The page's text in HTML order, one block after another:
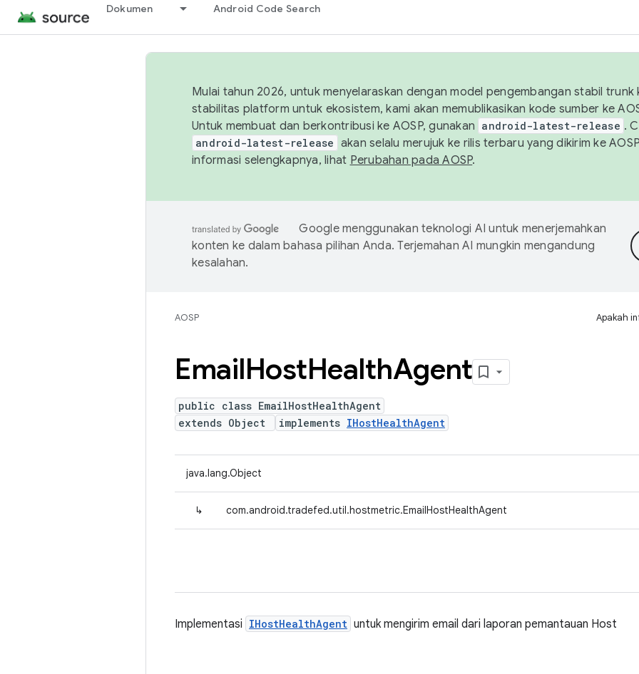
Dokumen Android Code Search
Mulai tahun 2026, untuk menyelaraskan dengan model pengembangan stabil trunk
stabilitas platform untuk ekosistem, kami akan memublikasikan kode sumber ke
Untuk membuat dan berkontribusi ke AOSP, gunakan android-latest-release .
android-latest-release akan selalu merujuk ke rilis terbaru yang dikirim ke
informasi selengkapnya, lihat Perubahan pada AOSP.
Google menggunakan teknologi AI untuk menerjemahkan
konten ke dalam bahasa pilihan Anda. Terjemahan AI mungkin mengandung
kesalahan.
AOSP Apakah
EmailHostHealthAgent
public class EmailHostHealthAgent
extends Object
implements IHostHealthAgent
java.lang.Object
↳ com.android.tradefed.util.hostmetric.EmailHostHealthAgent
Implementasi IHostHealthAgent untuk mengirim email dari laporan pemantauan Host